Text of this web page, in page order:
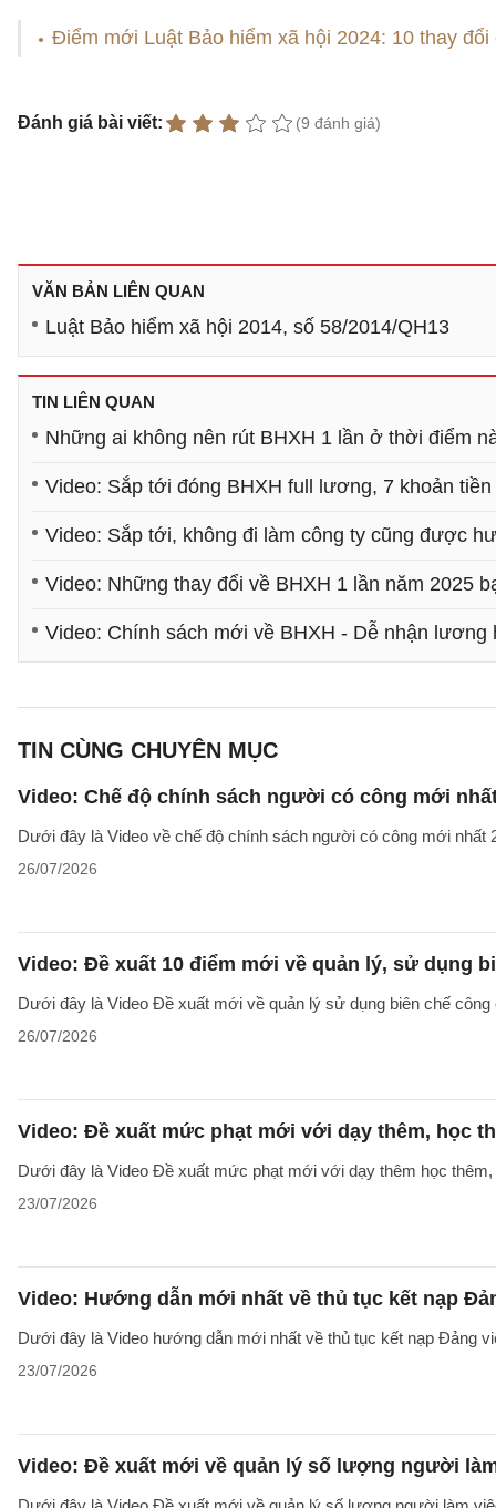
Điểm mới Luật Bảo hiểm xã hội 2024: 10 thay đổi
Đánh giá bài viết: (9 đánh giá)
VĂN BẢN LIÊN QUAN
Luật Bảo hiểm xã hội 2014, số 58/2014/QH13
TIN LIÊN QUAN
Những ai không nên rút BHXH 1 lần ở thời điểm
Video: Sắp tới đóng BHXH full lương, 7 khoản
Video: Sắp tới, không đi làm công ty cũng được
Video: Những thay đổi về BHXH 1 lần năm 2025
Video: Chính sách mới về BHXH - Dễ nhận lương
TIN CÙNG CHUYÊN MỤC
Video: Chế độ chính sách người có công mới
Dưới đây là Video về chế độ chính sách người có công mới nhất
26/07/2026
Video: Đề xuất 10 điểm mới về quản lý, sử dụng
Dưới đây là Video Đề xuất mới về quản lý sử dụng biên chế
26/07/2026
Video: Đề xuất mức phạt mới với dạy thêm, học
Dưới đây là Video Đề xuất mức phạt mới với dạy thêm học thêm,
23/07/2026
Video: Hướng dẫn mới nhất về thủ tục kết nạp
Dưới đây là Video hướng dẫn mới nhất về thủ tục kết nạp Đảng
23/07/2026
Video: Đề xuất mới về quản lý số lượng người